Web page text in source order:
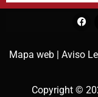
Mapa web | Aviso
Copyright ©